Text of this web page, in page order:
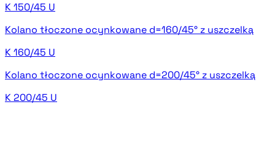
K 150/45 U
Kolano tłoczone ocynkowane d=160/45° z uszczelką
K 160/45 U
Kolano tłoczone ocynkowane d=200/45° z uszczelką
K 200/45 U